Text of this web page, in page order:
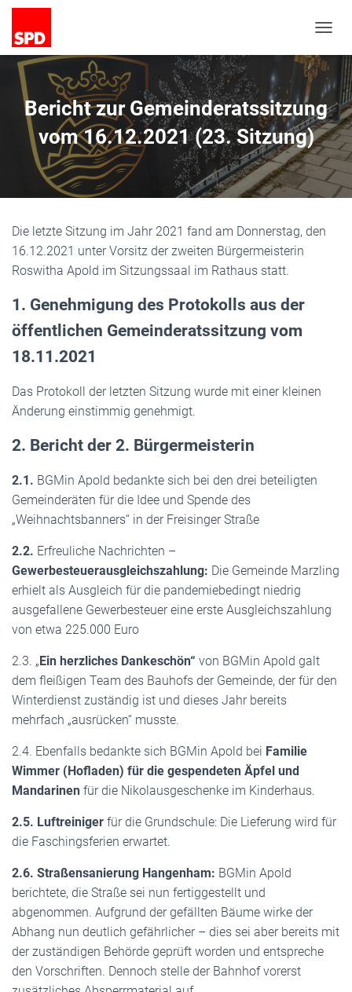
A
V
I
G
A
T
I
O
N
C
Bericht zur Gemeinderatssitzung
vom 16.12.2021 (23. Sitzung)
Die letzte Sitzung im Jahr 2021 fand am Donnerstag, den
16.12.2021 unter Vorsitz der zweiten Bürgermeisterin
Roswitha Apold im Sitzungssaal im Rathaus statt.
1. Genehmigung des Protokolls aus der
öffentlichen Gemeinderatssitzung vom
18.11.2021
Das Protokoll der letzten Sitzung wurde mit einer kleinen
Änderung einstimmig genehmigt.
2. Bericht der 2. Bürgermeisterin
2.1. BGMin Apold bedankte sich bei den drei beteiligten
Gemeinderäten für die Idee und Spende des
„Weihnachtsbanners“ in der Freisinger Straße
2.2. Erfreuliche Nachrichten –
Gewerbesteuerausgleichszahlung: Die Gemeinde Marzling
erhielt als Ausgleich für die pandemiebedingt niedrig
ausgefallene Gewerbesteuer eine erste Ausgleichszahlung
von etwa 225.000 Euro
2.3. „Ein herzliches Dankeschön“ von BGMin Apold galt
dem fleißigen Team des Bauhofs der Gemeinde, der für den
Winterdienst zuständig ist und dieses Jahr bereits
mehrfach „ausrücken“ musste.
2.4. Ebenfalls bedankte sich BGMin Apold bei Familie
Wimmer (Hofladen) für die gespendeten Äpfel und
Mandarinen für die Nikolausgeschenke im Kinderhaus.
2.5. Luftreiniger für die Grundschule: Die Lieferung wird für
die Faschingsferien erwartet.
2.6. Straßensanierung Hangenham: BGMin Apold
berichtete, die Straße sei nun fertiggestellt und
abgenommen. Aufgrund der gefällten Bäume wirke der
Abhang nun deutlich gefährlicher – dies sei aber bereits mit
der zuständigen Behörde geprüft worden und entspreche
den Vorschriften. Dennoch stelle der Bahnhof vorerst